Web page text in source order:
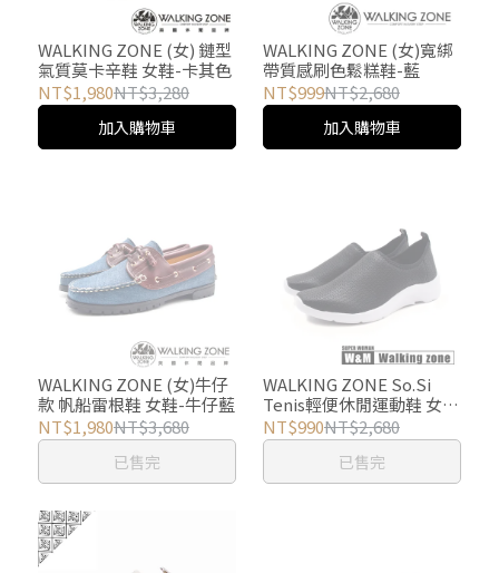
WALKING ZONE (女) 鏈型
氣質莫卡辛鞋 女鞋-卡其色
NT$1,980NT$3,280
加入購物車
WALKING ZONE (女)寬綁
帶質感刷色鬆糕鞋-藍
NT$999NT$2,680
加入購物車
WALKING ZONE (女)牛仔
款 帆船雷根鞋 女鞋-牛仔藍
NT$1,980NT$3,680
已售完
WALKING ZONE So.Si
Tenis輕便休閒運動鞋 女
鞋-黑
NT$990NT$2,680
已售完